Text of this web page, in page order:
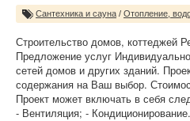
Сантехника и сауна / Отопление,
Строительство домов, коттеджей
Предложение услуг
сетей домов и других зданий.
содержания на Ваш выбор.
Проект может включать в себя
- Вентиляция; -